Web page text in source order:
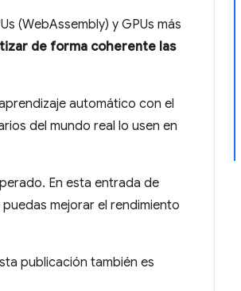
(WebAssembly) y GPUs más
de forma coherente las
automático con el
del mundo real lo usen en
En esta entrada de
mejorar el rendimiento
publicación también es